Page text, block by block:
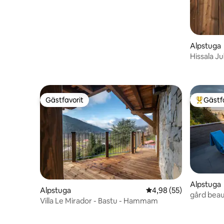
Alpstuga
Hissala
Gästfavorit
Gästfavorit
Alpstuga 4,98 av 5 i
4,98 (55)
Villa Le Mirador - Bastu - Hammam
Alpstuga
gård